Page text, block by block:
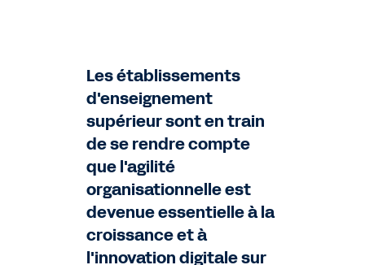
Les établissements
d'enseignement
supérieur sont en train
de se rendre compte
que l'agilité
organisationnelle est
devenue essentielle à la
croissance et à
l'innovation digitale sur